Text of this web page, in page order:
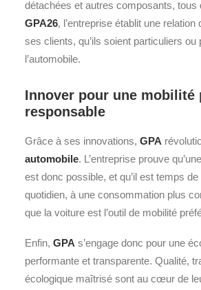
détachées et autres composants, tous
GPA26, l’entreprise établit une
ses clients, qu’ils soient particuliers ou
l’automobile.
Innover pour une mobilité
responsable
Grâce à ses innovations, GPA
automobile. L’entreprise prouve
est donc possible, et qu’il est temps
quotidien, à une consommation plus
que la voiture est l’outil de mobilité
Enfin, GPA s’engage donc pour une
performante et transparente. Qualité,
écologique maîtrisé sont au cœur de